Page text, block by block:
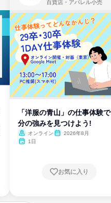
百貨店・アパレル小売
「洋服の青山」の仕事体験
分の強みを見つけよう!
オンライン
2026年8月
1日
お気に入り